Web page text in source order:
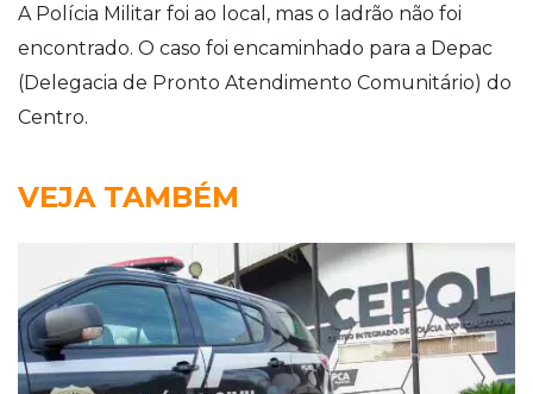
A Polícia Militar foi ao local, mas o ladrão não foi
encontrado. O caso foi encaminhado para a Depac
(Delegacia de Pronto Atendimento Comunitário) do
Centro.
VEJA TAMBÉM